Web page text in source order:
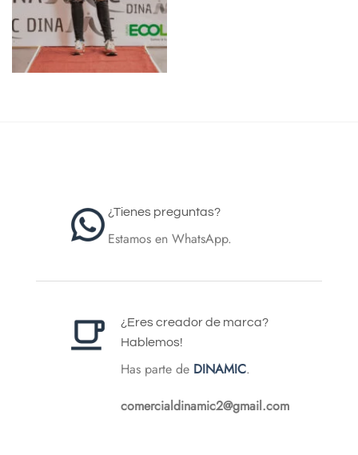
¿Tienes preguntas?
Estamos en WhatsApp.
¿Eres creador de marca?
Hablemos!
Has parte de DINAMIC.
comercialdinamic2@gmail.com